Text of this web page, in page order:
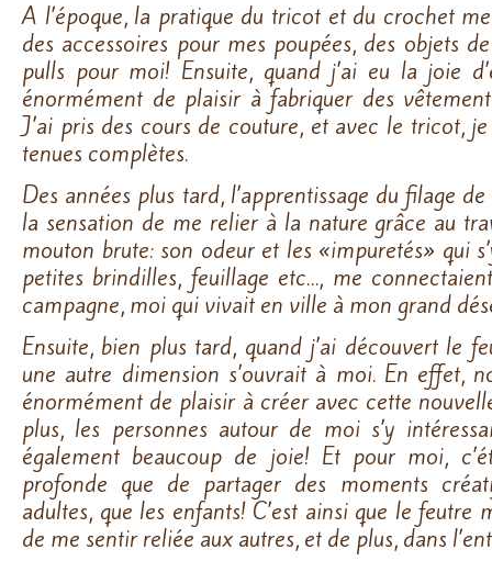
A l’époque, la pratique du tricot et du crochet
des accessoires pour mes poupées, des objets
pulls pour moi! Ensuite, quand j’ai eu la joie
énormément de plaisir à fabriquer des
J’ai pris des cours de couture, et avec le tricot,
tenues complètes.
Des années plus tard, l’apprentissage du filage
la sensation de me relier à la nature grâce au
mouton brute: son odeur et les «impuretés» qui
petites brindilles, feuillage etc…, me
campagne, moi qui vivait en ville à mon grand
Ensuite, bien plus tard, quand j’ai découvert le
une autre dimension s’ouvrait à moi. En effet,
énormément de plaisir à créer avec cette
plus, les personnes autour de moi s’y
également beaucoup de joie! Et pour moi,
profonde que de partager des moments
adultes, que les enfants! C’est ainsi que le feutre
de me sentir reliée aux autres, et de plus, dans